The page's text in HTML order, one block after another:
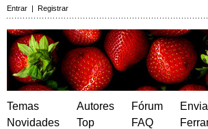
Entrar | Registrar
Temas
Novidades
Autores
Top
Fórum
FAQ